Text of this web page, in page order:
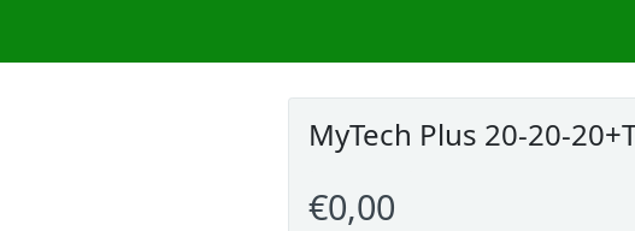
MyTech Plus 20-20-
€0,00